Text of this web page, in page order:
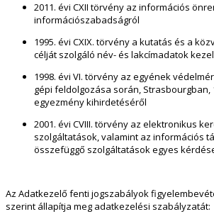
2011. évi CXII törvény az információs
információszabadságról
1995. évi CXIX. törvény a kutatás és a
célját szolgáló név- és lakcímadatok
1998. évi VI. törvény az egyének
gépi feldolgozása során, Strasbourgban,
egyezmény kihirdetéséről
2001. évi CVIII. törvény az elektronikus
szolgáltatások, valamint az információs
összefüggő szolgáltatások egyes
Az Adatkezelő fenti jogszabályok
szerint állapítja meg adatkezelési szabályzatát: